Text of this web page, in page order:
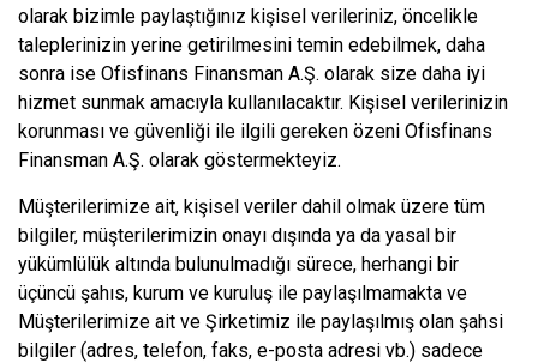
olarak bizimle paylaştığınız kişisel verileriniz, öncelikle
taleplerinizin yerine getirilmesini temin edebilmek, daha
sonra ise Ofisfinans Finansman A.Ş. olarak size daha iyi
hizmet sunmak amacıyla kullanılacaktır. Kişisel verilerinizin
korunması ve güvenliği ile ilgili gereken özeni Ofisfinans
Finansman A.Ş. olarak göstermekteyiz.
Müşterilerimize ait, kişisel veriler dahil olmak üzere tüm
bilgiler, müşterilerimizin onayı dışında ya da yasal bir
yükümlülük altında bulunulmadığı sürece, herhangi bir
üçüncü şahıs, kurum ve kuruluş ile paylaşılmamakta ve
Müşterilerimize ait ve Şirketimiz ile paylaşılmış olan şahsi
bilgiler (adres, telefon, faks, e-posta adresi vb.) sadece